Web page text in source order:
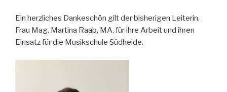
Ein herzliches Dankeschön gilt der bisherigen Leiterin,
Frau Mag. Martina Raab, MA, für ihre Arbeit und ihren
Einsatz für die Musikschule Südheide.